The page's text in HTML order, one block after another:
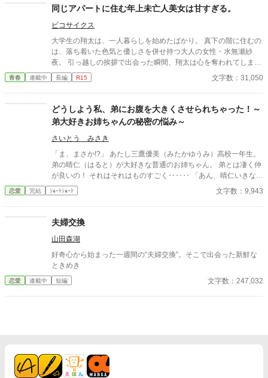
から思ってたんです。 あなたが誰かに“支配される”ところ、き
っと綺麗だろうなって」 支配する側だったはずの男が、 支配され
立場も理性も、すべてが絡み合うオフィスの夜。 秘密の扉を開け
た榊は、もう戻れない。 快楽に溺れるその瞬間まで、彼を待つの
は破滅か、それとも救いか。 ――これは、ひとりの上司が“愛”と
いう名の支配に沈んでいく物語。
同じアパートに住む年上未亡人美女は甘すぎる。
ピコサイクス
大学生の翔太は、一人暮らしを始めたばかり。 真下の階に住むの
は、落ち着いた色気と優しさを併せ持つ大人の女性・水無瀬紗
夜。 引っ越しの挨拶で出会った瞬間、翔太は心を奪われてしま
う。 偶然にもアルバイト先のスーパーで再会した彼女は、翔太を
すぐに採用し、温かく仕事を教えてくれる存在だった。 ある日の
紗夜の部屋でご飯をご馳走になるほど親密に。 優しくて穏やかで
――その色気に触れるたび、翔太の心は揺れていく。 大人の女性
と大学生、甘くちょっぴり刺激的な同居生活（？）がはじまる。
青春 連載中 長編 R15 文字数：31,050
どうしよう私、弟にお腹を大きくさせられちゃった！～
弟大好きお姉ちゃんの秘密の悩み～
さいとう みさき
「ま、まさか!?」 あたし三鷹優美（みたかゆうみ）高校一年生。
弟の晴仁（はると）が大好きな普通のお姉ちゃん。 弟とは凄く仲
が良いの！ それはそれはものすごく‥‥‥ 「あん、晴仁いきなり
そんなのお口に入らないよぉ～♡」 そんな関係のあたしたち。 で
もある日トイレであたしはアレが来そうなのになかなか来ないの
恋愛 完結 ｼｮｰﾄｼｮｰﾄ 文字数：9,943
夫婦交換
山田森湖
好奇心から始まった一週間の“夫婦交換”。そこで出会った新鮮な
ときめき
恋愛 連載中 短編 文字数：247,032